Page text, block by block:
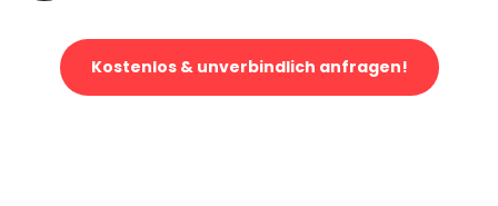
Kostenlos & unverbindlich anfragen!